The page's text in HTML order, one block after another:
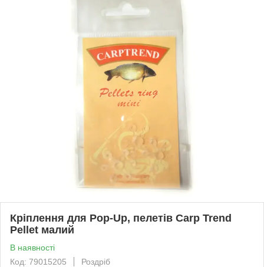
Кріплення для Pop-Up, пелетів Carp Trend
Pellet малий
В наявності
Код: 79015205
Роздріб